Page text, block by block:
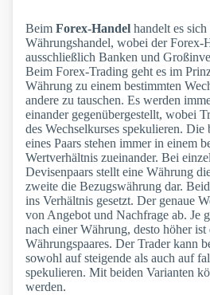
Beim Forex-Handel handelt es
Währungshandel, wobei der Forex-
ausschließlich Banken und
Beim Forex-Trading geht es im
Währung zu einem bestimmten
andere zu tauschen. Es werden
einander gegenübergestellt, wobei
des Wechselkurses spekulieren. Die
eines Paars stehen immer in einem
Wertverhältnis zueinander. Bei
Devisenpaars stellt eine Währung
zweite die Bezugswährung dar.
ins Verhältnis gesetzt. Der genaue
von Angebot und Nachfrage ab. Je
nach einer Währung, desto höher
Währungspaares. Der Trader kann
sowohl auf steigende als auch auf
spekulieren. Mit beiden Varianten
werden.